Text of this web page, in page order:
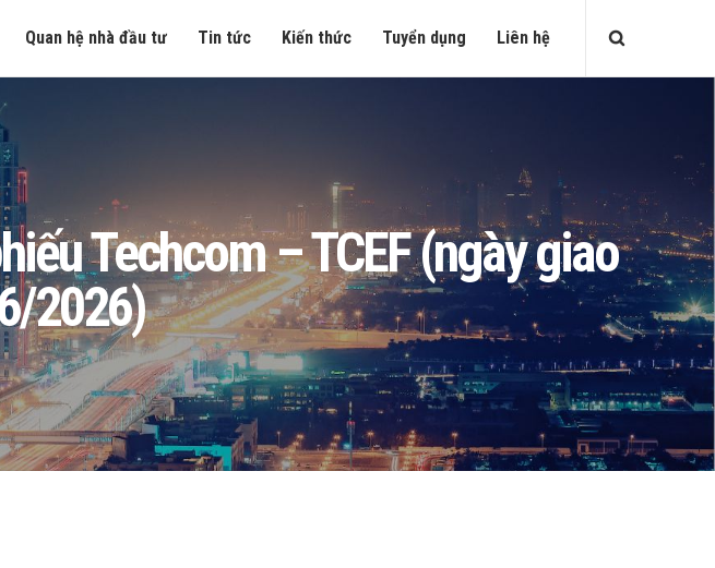
Quan hệ nhà đầu tư Tin tức Kiến thức Tuyển dụng Liên hệ
Techcom – TCEF (ngày giao
2026)